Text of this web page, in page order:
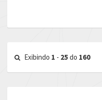
Exibindo 1 - 25 do 160